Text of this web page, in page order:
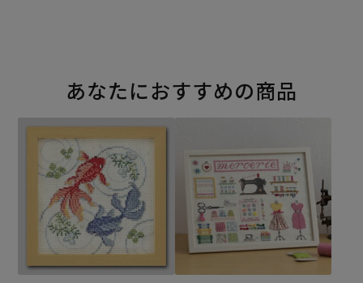
あなたにおすすめの商品